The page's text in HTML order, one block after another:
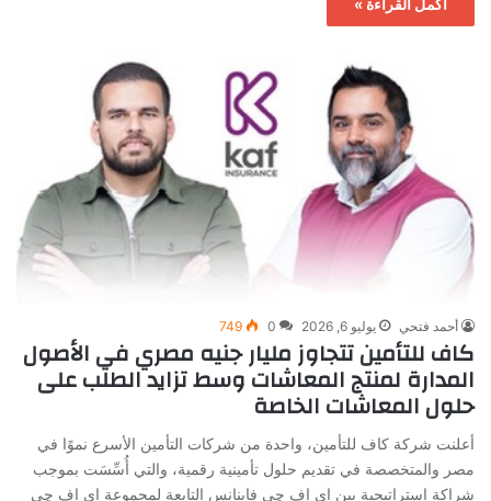
أكمل القراءة »
أحمد فتحي يوليو 6, 2026 0
749
كاف للتأمين تتجاوز مليار جنيه مصري في الأصول
المدارة لمنتج المعاشات وسط تزايد الطلب على
حلول المعاشات الخاصة
أعلنت شركة كاف للتأمين، واحدة من شركات التأمين الأسرع نموًا في
مصر والمتخصصة في تقديم حلول تأمينية رقمية، والتي أُسِّسَت بموجب
شراكة استراتيجية بين إي اف چي فاينانس التابعة لمجموعة إي اف چي